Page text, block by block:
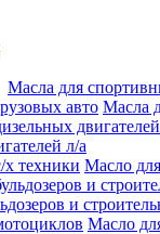
Масла для
Масла
л/а
Масло
и
Масло